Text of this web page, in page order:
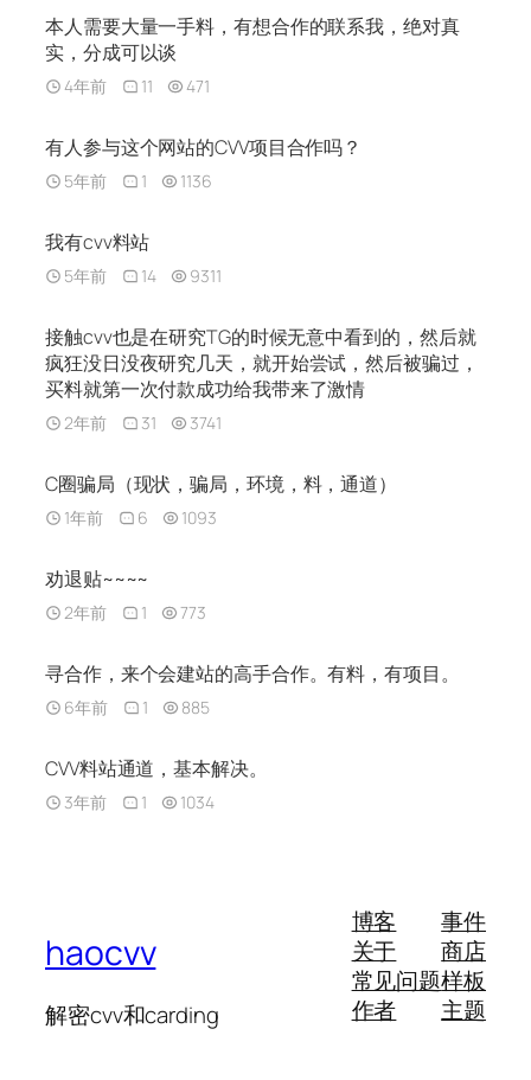
本人需要大量一手料，有想合作的联系我，绝对真
实，分成可以谈
4年前 11 471
有人参与这个网站的CVV项目合作吗？
5年前 1 1136
我有cvv料站
5年前 14 9311
接触cvv也是在研究TG的时候无意中看到的，然后就
疯狂没日没夜研究几天，就开始尝试，然后被骗过，
买料就第一次付款成功给我带来了激情
2年前 31 3741
C圈骗局（现状，骗局，环境，料，通道）
1年前 6 1093
劝退贴~~~~
2年前 1 773
寻合作，来个会建站的高手合作。有料，有项目。
6年前 1 885
CVV料站通道，基本解决。
3年前 1 1034
haocvv
解密cvv和carding
博客
关于
常见问题
作者
事件
商店
样板
主题